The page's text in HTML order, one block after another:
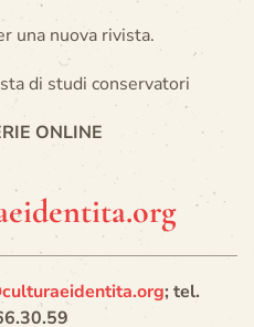
una nuova rivista.
di studi conservatori
ONLINE
; tel.